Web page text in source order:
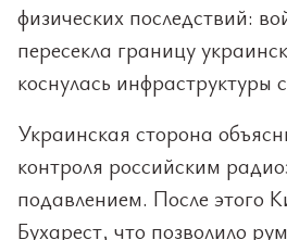
физических последствий:
пересекла границу
коснулась
Украинская сторона
контроля российским
подавлением. После этого
Бухарест, что позволило